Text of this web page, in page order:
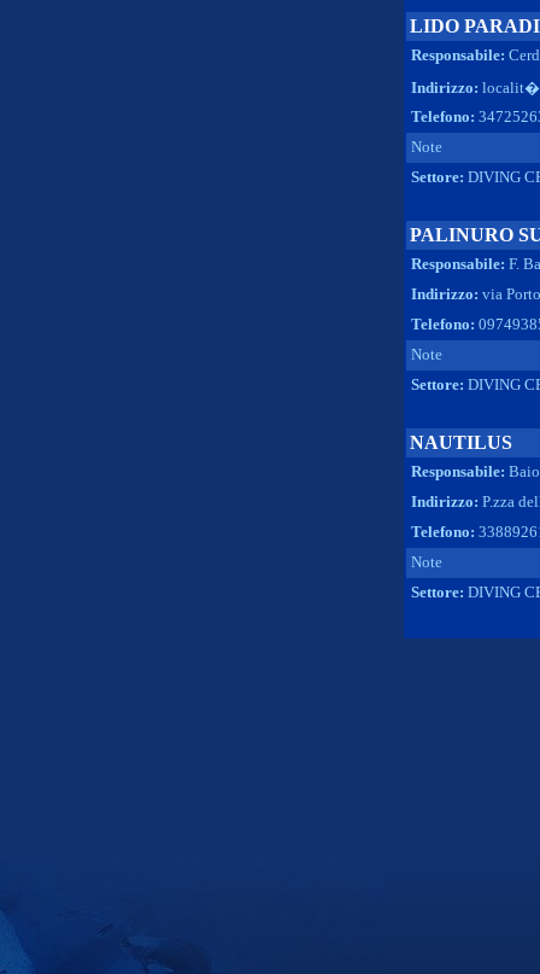
LIDO
Responsabile:
Indirizzo: localit�
Telefono:
Note
Settore: DIVING
PALINURO
Responsabile: F.
Indirizzo: via
Telefono:
Note
Settore: DIVING
NAUTILUS
Responsabile:
Indirizzo: P.zza
Telefono:
Note
Settore: DIVING